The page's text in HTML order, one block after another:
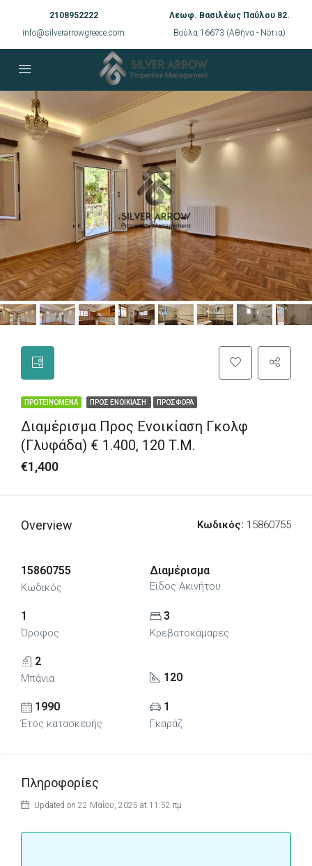
2108952222
info@silverarrowgreece.com
Λεωφ. Βασιλέως Παύλου 82.
Βούλα 16673 (Αθήνα - Νότια)
ΠΡΟΤΕΙΝΌΜΕΝΑ ΠΡΟΣ ΕΝΟΙΚΊΑΣΗ ΠΡΟΣΦΟΡΆ
Διαμέρισμα Προς Ενοικίαση Γκολφ
(Γλυφάδα) € 1.400, 120 Τ.Μ.
€1,400
Overview Κωδικός: 15860755
15860755
Κωδικός
Διαμέρισμα
Είδος Ακινήτου
1
Όροφος
3
Κρεβατοκάμαρες
2
Μπάνια 120
1990
Έτος κατασκευής
1
Γκαράζ
Πληροφορίες
Updated on 22 Μαΐου, 2025 at 11:52 πμ